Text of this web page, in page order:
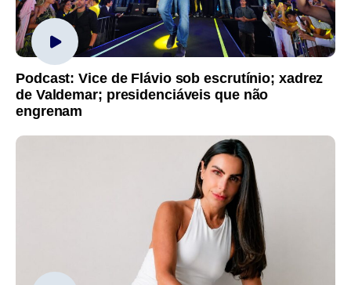
Podcast: Vice de Flávio sob escrutínio; xadrez
de Valdemar; presidenciáveis que não
engrenam